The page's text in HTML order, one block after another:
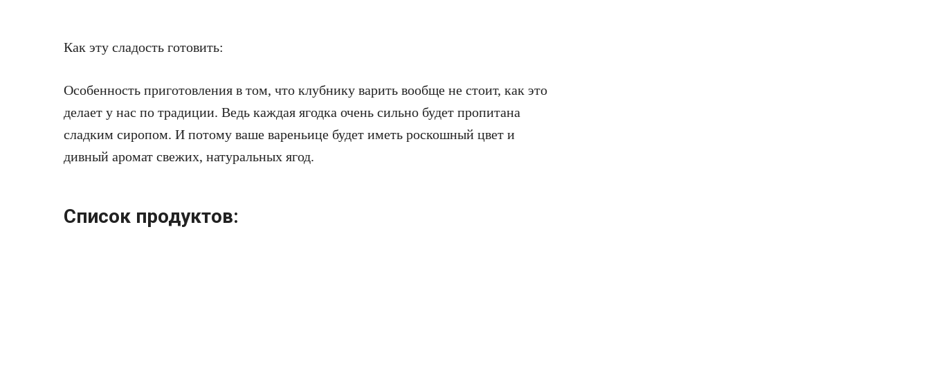
Как эту сладость готовить:
Особенность приготовления в том, что клубнику варить вообще не стоит, как это
делает у нас по традиции. Ведь каждая ягодка очень сильно будет пропитана
сладким сиропом. И потому ваше вареньице будет иметь роскошный цвет и
дивный аромат свежих, натуральных ягод.
Список продуктов: